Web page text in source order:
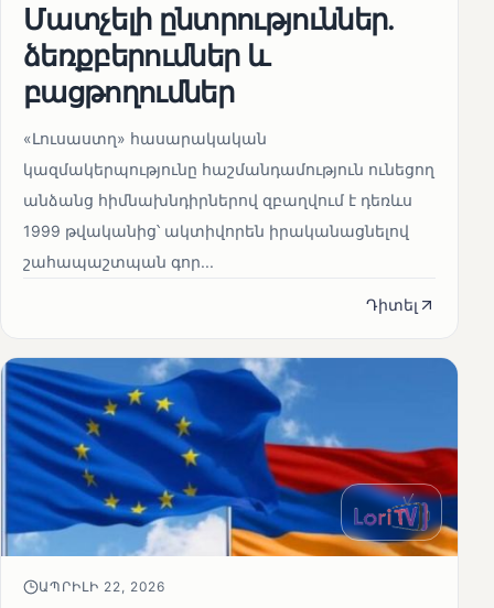
Մատչելի ընտրություններ.
ձեռքբերումներ և
բացթողումներ
«Լուսաստղ» հասարակական
կազմակերպությունը հաշմանդամություն ունեցող
անձանց հիմնախնդիրներով զբաղվում է դեռևս
1999 թվականից՝ ակտիվորեն իրականացնելով
շահապաշտպան գոր...
Դիտել
ԱՊՐԻԼԻ 22, 2026